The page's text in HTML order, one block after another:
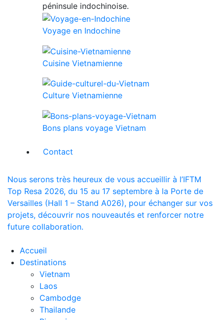
péninsule indochinoise.
Voyage en Indochine
Cuisine Vietnamienne
Culture Vietnamienne
Bons plans voyage Vietnam
Contact
Nous serons très heureux de vous accueillir à l’IFTM
Top Resa 2026, du 15 au 17 septembre à la Porte de
Versailles (Hall 1 – Stand A026), pour échanger sur vos
projets, découvrir nos nouveautés et renforcer notre
future collaboration.
Accueil
Destinations
Vietnam
Laos
Cambodge
Thailande